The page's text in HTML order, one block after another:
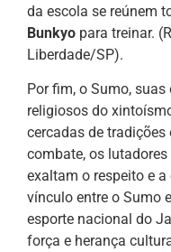
da escola se reúnem
Bunkyo para treinar.
Liberdade/SP).
Por fim, o Sumo,
religiosos do
cercadas de
combate, os
exaltam o respeito e
vínculo entre o Sumo
esporte nacional do
força e herança